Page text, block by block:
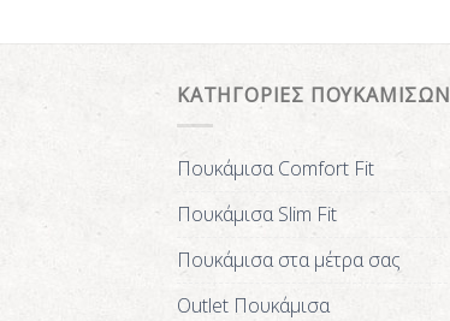
ΚΑΤΗΓΟΡΙΕΣ ΠΟΥΚΑΜΙΣΩΝ
Πουκάμισα Comfort Fit
Πουκάμισα Slim Fit
Πουκάμισα στα μέτρα σας
Outlet Πουκάμισα